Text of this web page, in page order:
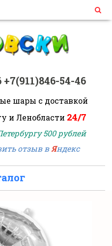
+7(911)846-54-46
шары с доставкой
и Ленобласти 24/7
500 рублей
отзыв вЯндекс